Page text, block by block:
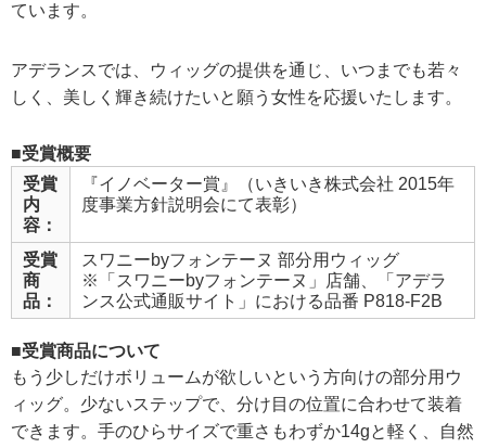
ています。
アデランスでは、ウィッグの提供を通じ、いつまでも若々
しく、美しく輝き続けたいと願う女性を応援いたします。
■受賞概要
受賞
内
容：
『イノベーター賞』（いきいき株式会社 2015年
度事業方針説明会にて表彰）
受賞
商
品：
スワニーbyフォンテーヌ 部分用ウィッグ
※「スワニーbyフォンテーヌ」店舗、「アデラ
ンス公式通販サイト」における品番 P818-F2B
■受賞商品について
もう少しだけボリュームが欲しいという方向けの部分用ウ
ィッグ。少ないステップで、分け目の位置に合わせて装着
できます。手のひらサイズで重さもわずか14gと軽く、自然